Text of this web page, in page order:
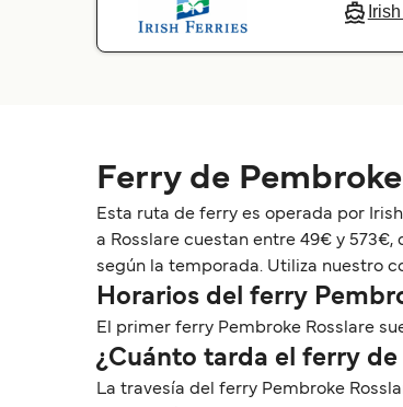
Ferry de
Esta ruta de ferry es operada por
a Rosslare cuestan entre 49€ y
según la temporada. Utiliza nuestro
Horarios del ferry
El primer ferry Pembroke Rosslare
¿Cuánto tarda el ferry de
La travesía del ferry Pembroke